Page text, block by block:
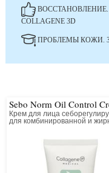
COLLAGENE 3D
ПРОБЛЕМЫ КОЖИ.
Sebo Norm Oil Control
Крем для лица
для комбинированной и